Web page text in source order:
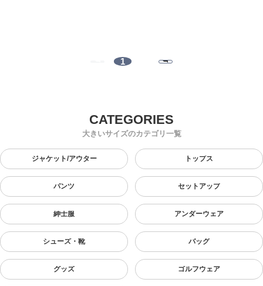
1
大きいサイズのカテゴリ一覧
ジャケット/アウター トップス
パンツ セットアップ
紳士服 アンダーウェア
シューズ・靴 バッグ
グッズ ゴルフウェア